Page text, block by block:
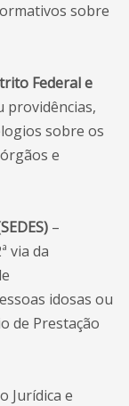
sobre
Federal e
providências,
sobre os
e
–
via da
idosas ou
de Prestação
Jurídica e